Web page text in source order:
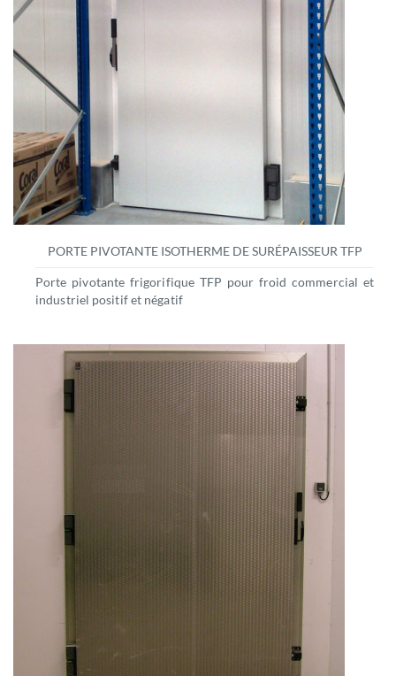
PORTE PIVOTANTE ISOTHERME DE SURÉPAISSEUR TFP
Porte pivotante frigorifique TFP pour froid commercial et
industriel positif et négatif